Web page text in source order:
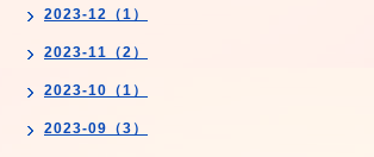
2023-12（1）
2023-11（2）
2023-10（1）
2023-09（3）